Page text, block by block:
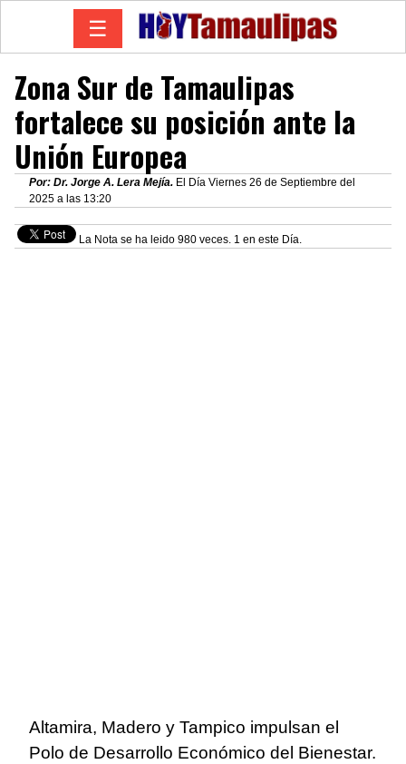
☰
Zona Sur de Tamaulipas
fortalece su posición ante la
Unión Europea
Por: Dr. Jorge A. Lera Mejía. El Día Viernes 26 de Septiembre del
2025 a las 13:20
La Nota se ha leido 980 veces. 1 en este Día.
Altamira, Madero y Tampico impulsan el
Polo de Desarrollo Económico del Bienestar.